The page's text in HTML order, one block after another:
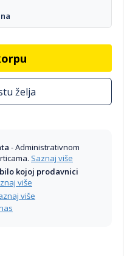
želja
- Administrativnom
Saznaj više
kojoj prodavnici
više
više